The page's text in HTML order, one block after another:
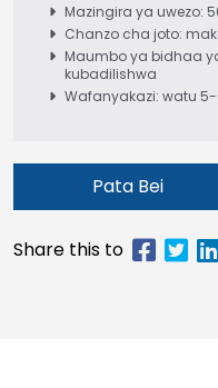
Mazingira ya uwezo:
Chanzo cha joto:
Maumbo ya bidhaa
kubadilishwa
Wafanyakazi: watu
Pata Bei